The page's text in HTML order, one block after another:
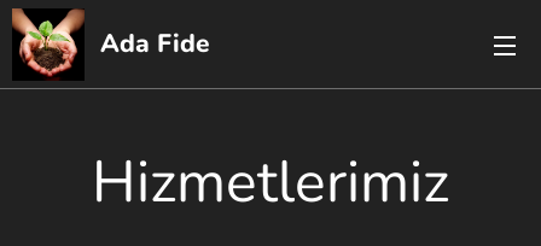
Ada Fide
Hizmetlerimiz